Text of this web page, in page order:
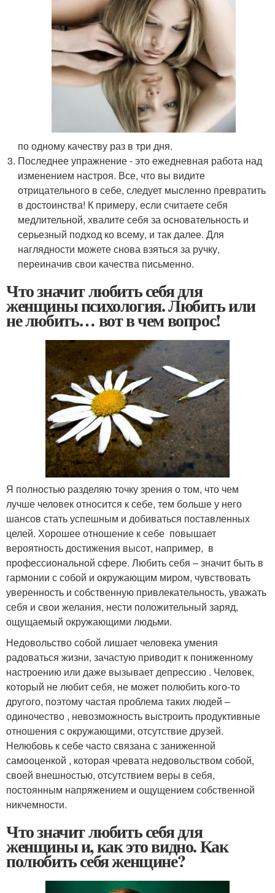
по одному качеству раз в три дня.
Последнее упражнение - это ежедневная работа над
изменением настроя. Все, что вы видите
отрицательного в себе, следует мысленно превратить
в достоинства! К примеру, если считаете себя
медлительной, хвалите себя за основательность и
серьезный подход ко всему, и так далее. Для
наглядности можете снова взяться за ручку,
переиначив свои качества письменно.
Что значит любить себя для
женщины психология. Любить или
не любить… вот в чем вопрос!
Я полностью разделяю точку зрения о том, что чем
лучше человек относится к себе, тем больше у него
шансов стать успешным и добиваться поставленных
целей. Хорошее отношение к себе повышает
вероятность достижения высот, например, в
профессиональной сфере. Любить себя – значит быть в
гармонии с собой и окружающим миром, чувствовать
уверенность и собственную привлекательность, уважать
себя и свои желания, нести положительный заряд,
ощущаемый окружающими людьми.
Недовольство собой лишает человека умения
радоваться жизни, зачастую приводит к пониженному
настроению или даже вызывает депрессию . Человек,
который не любит себя, не может полюбить кого-то
другого, поэтому частая проблема таких людей –
одиночество , невозможность выстроить продуктивные
отношения с окружающими, отсутствие друзей.
Нелюбовь к себе часто связана с заниженной
самооценкой , которая чревата недовольством собой,
своей внешностью, отсутствием веры в себя,
постоянным напряжением и ощущением собственной
никчемности.
Что значит любить себя для
женщины и, как это видно. Как
полюбить себя женщине?